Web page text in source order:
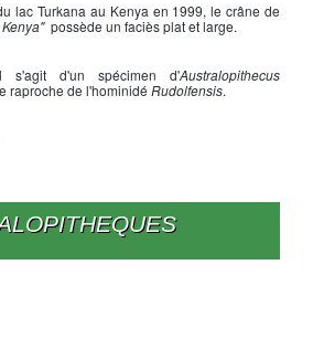
lac Turkana au Kenya en 1999, le crâne de
possède un faciès plat et large.
s'agit d'un spécimen d'Australopithecus
raproche de l'hominidé Rudolfensis.